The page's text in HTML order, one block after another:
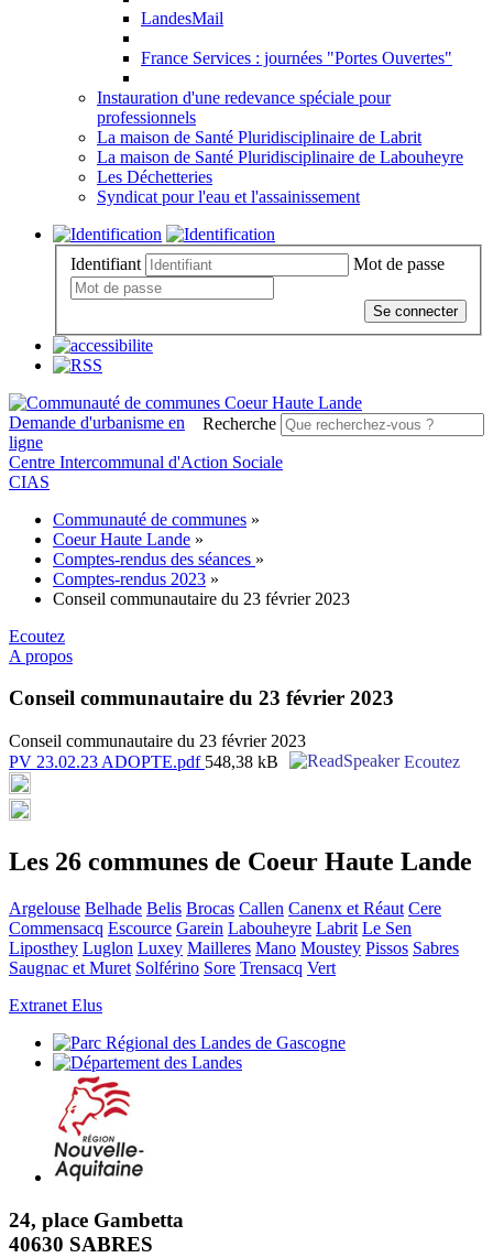
LandesMail
France Services : journées "Portes Ouvertes"
Instauration d'une redevance spéciale pour
professionnels
La maison de Santé Pluridisciplinaire de Labrit
La maison de Santé Pluridisciplinaire de Labouheyre
Les Déchetteries
Syndicat pour l'eau et l'assainissement
Identifiant Mot de passe
Se connecter
Recherche
Demande d'urbanisme en
ligne
Centre Intercommunal d'Action Sociale
CIAS
Communauté de communes »
Coeur Haute Lande »
Comptes-rendus des séances »
Comptes-rendus 2023 »
Conseil communautaire du 23 février 2023
Ecoutez
A propos
Conseil communautaire du 23 février 2023
Conseil communautaire du 23 février 2023
PV 23.02.23 ADOPTE.pdf 548,38 kB Ecoutez
Les 26 communes de Coeur Haute Lande
Argelouse Belhade Belis Brocas Callen Canenx et Réaut Cere
Commensacq Escource Garein Labouheyre Labrit Le Sen
Liposthey Luglon Luxey Mailleres Mano Moustey Pissos Sabres
Saugnac et Muret Solférino Sore Trensacq Vert
Extranet Elus
24, place Gambetta
40630 SABRES